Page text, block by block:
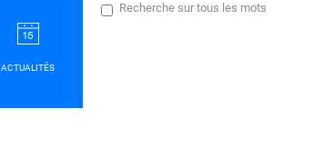
Recherche sur tous les mots
ACTUALITÉS